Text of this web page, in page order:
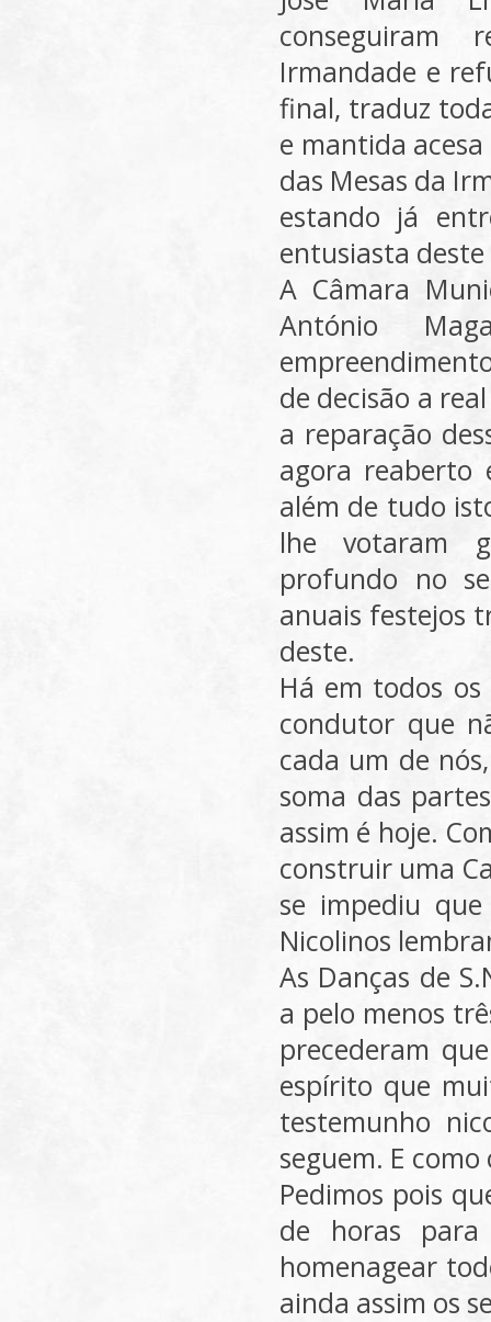
conseguiram
Irmandade e
final, traduz
e mantida
das Mesas da
estando já
entusiasta
A Câmara
António
de decisão a
a reparação
agora reaberto
além de tudo
lhe votaram
profundo no
anuais festejos
deste.
Há em todos
condutor que
cada um de
soma das
assim é hoje.
construir uma
se impediu
Nicolinos
As Danças de
a pelo menos
precederam
espírito que
testemunho
seguem. E
Pedimos pois
de horas para
homenagear
ainda assim os